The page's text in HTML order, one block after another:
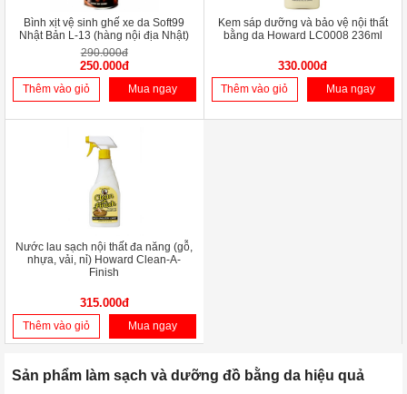
Bình xịt vệ sinh ghế xe da Soft99
Nhật Bản L-13 (hàng nội địa Nhật)
290.000đ
250.000đ
Thêm vào giỏ Mua ngay
Kem sáp dưỡng và bảo vệ nội thất
bằng da Howard LC0008 236ml
330.000đ
Thêm vào giỏ Mua ngay
Nước lau sạch nội thất đa năng (gỗ,
nhựa, vải, nỉ) Howard Clean-A-
Finish
315.000đ
Thêm vào giỏ Mua ngay
Sản phẩm làm sạch và dưỡng đồ bằng da hiệu quả